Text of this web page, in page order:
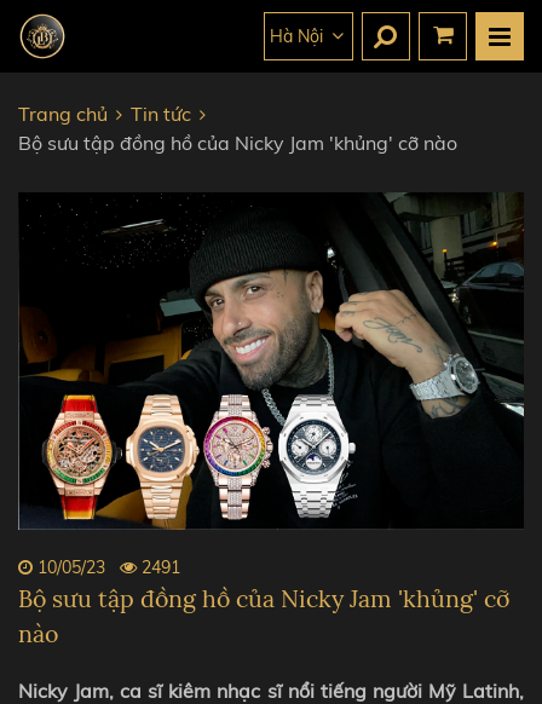
Hà Nội
Trang chủ
Tin tức
Bộ sưu tập đồng hồ của Nicky Jam 'khủng' cỡ nào
10/05/23 2491
Bộ sưu tập đồng hồ của Nicky Jam 'khủng' cỡ
nào
Nicky Jam, ca sĩ kiêm nhạc sĩ nổi tiếng người Mỹ Latinh,